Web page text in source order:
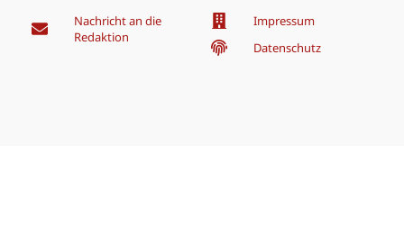
Nachricht an die
Redaktion
Impressum
Datenschutz